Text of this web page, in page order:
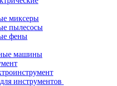
миксеры
пылесосы
фены
машины
инструментов